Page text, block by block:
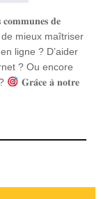
𝐜𝐨𝐦𝐦𝐮𝐧𝐞𝐬 𝐝𝐞
mieux maîtriser
ligne ? D’aider
? Ou encore
𝐆𝐫𝐚̂𝐜𝐞 𝐚̀ 𝐧𝐨𝐭𝐫𝐞